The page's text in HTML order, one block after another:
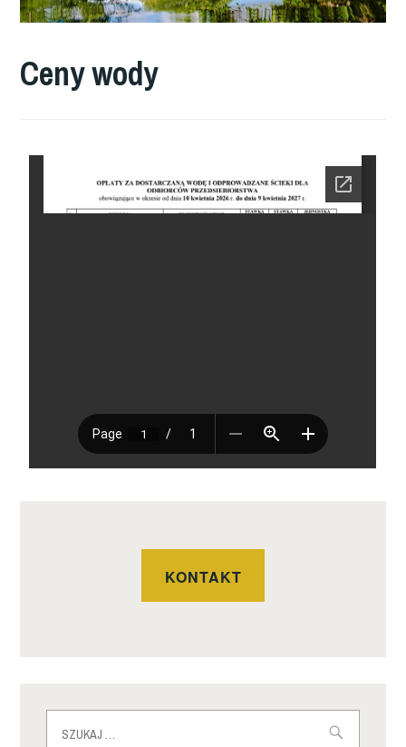
Ceny wody
KONTAKT